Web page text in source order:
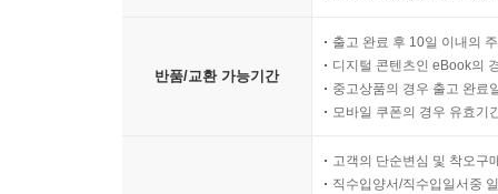
반품/교환 가능기간
출고 완료 후 10일 이내의
디지털 콘텐츠인 eBook의
중고상품의 경우 출고 완료
모바일 쿠폰의 경우 유효기
고객의 단순변심 및 착오구
직수입양서/직수입일서중